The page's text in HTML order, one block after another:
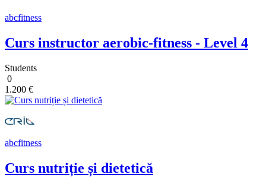
abcfitness
Curs instructor aerobic-fitness - Level 4
Students
0
1.200 €
abcfitness
Curs nutriție și dietetică